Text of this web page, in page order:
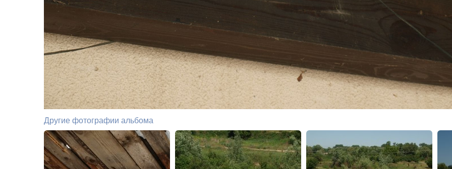
Другие фотографии альбома